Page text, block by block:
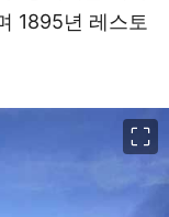
1895년 레스토